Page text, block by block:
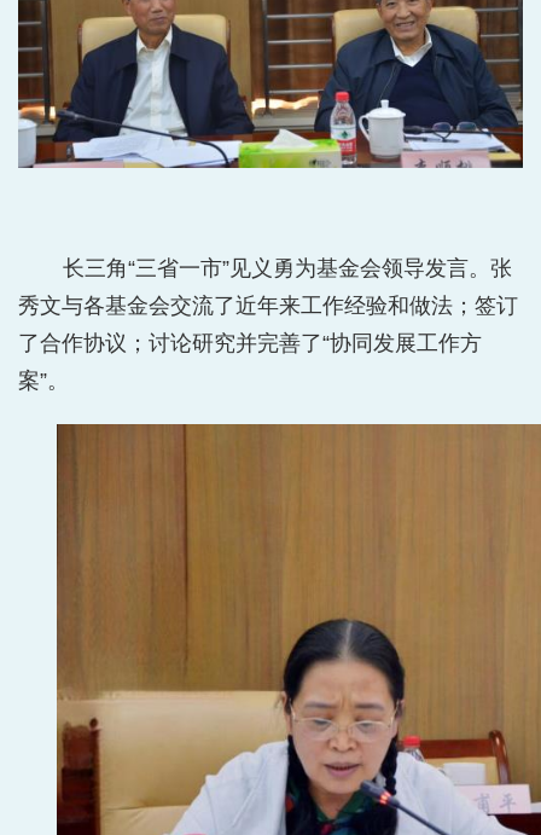
长三角“三省一市”见义勇为基金会领导发言。张
秀文与各基金会交流了近年来工作经验和做法；签订
了合作协议；讨论研究并完善了“协同发展工作方
案”。